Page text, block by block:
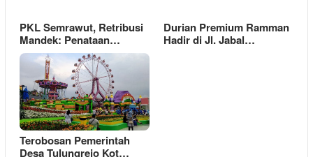
PKL Semrawut, Retribusi
Mandek: Penataan…
Durian Premium Ramman
Hadir di Jl. Jabal…
Terobosan Pemerintah
Desa Tulungrejo Kot…